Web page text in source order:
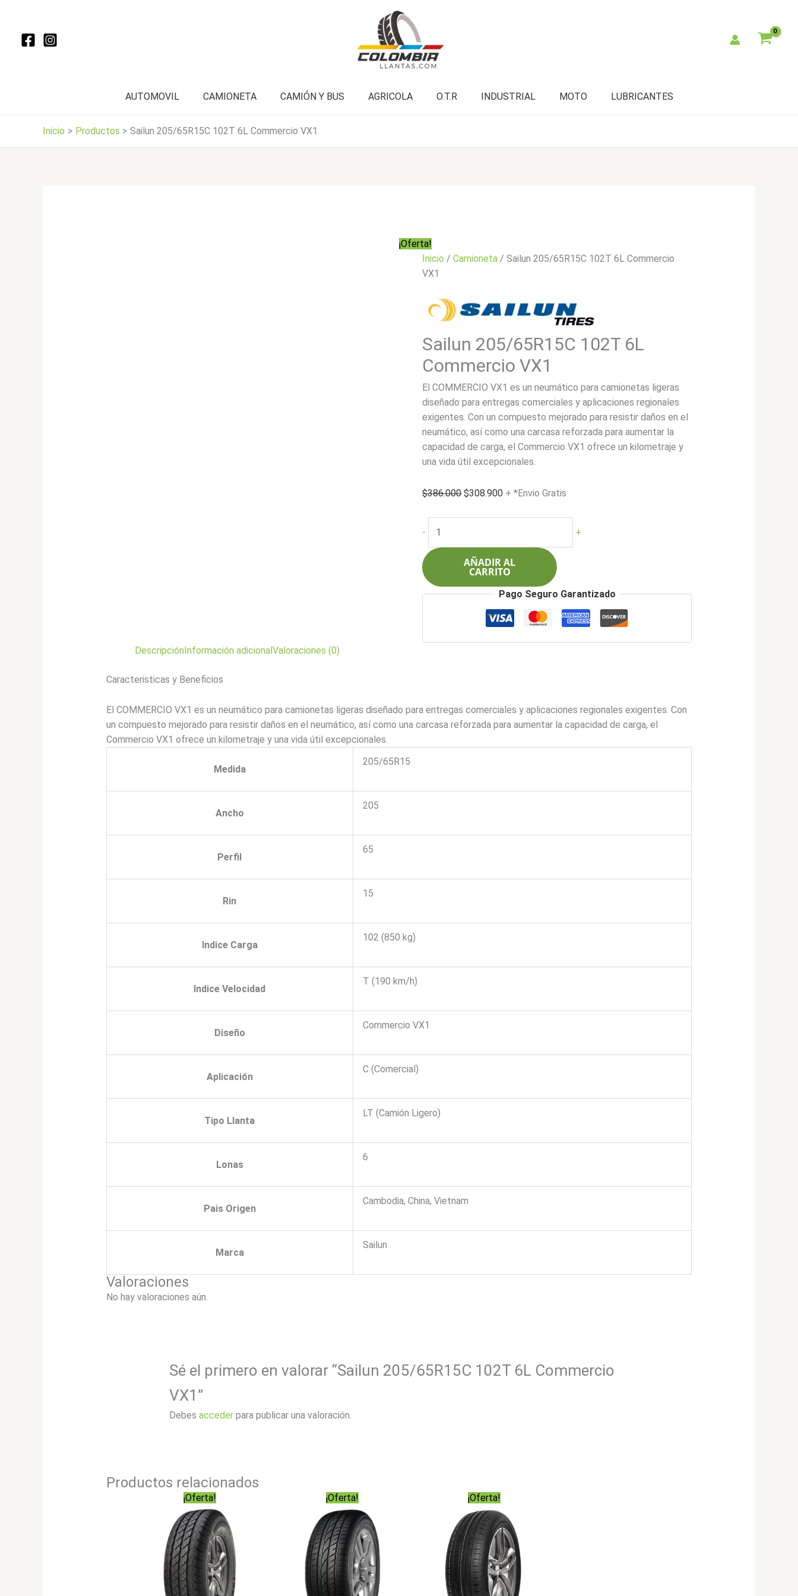
contenido
AUTOMOVIL CAMIONETA CAMIÓN Y BUS AGRICOLA O.T.R INDUSTRIAL MOTO LUBRICANTES
Inicio Productos Sailun 205/65R15C 102T 6L Commercio VX1
¡Oferta!
Inicio /Camioneta / Sailun 205/65R15C 102T 6L Commercio
VX1
Sailun 205/65R15C 102T 6L
Commercio VX1
El COMMERCIO VX1 es un neumático para camionetas ligeras
diseñado para entregas comerciales y aplicaciones regionales
exigentes. Con un compuesto mejorado para resistir daños en el
neumático, así como una carcasa reforzada para aumentar la
capacidad de carga, el Commercio VX1 ofrece un kilometraje y
una vida útil excepcionales.
$386.000El
$308.900El
$308.900.
+ *Envio Gratis
-
205/65R15C
102T
Commercio
+
AÑADIR AL
CARRITO
Pago Seguro Garantizado
Descripción Información adicional Valoraciones (0)
Caracteristicas y Beneficios
El COMMERCIO VX1 es un neumático para camionetas ligeras diseñado para entregas comerciales y aplicaciones regionales exigentes. Con
un compuesto mejorado para resistir daños en el neumático, así como una carcasa reforzada para aumentar la capacidad de carga, el
Commercio VX1 ofrece un kilometraje y una vida útil excepcionales.
Medida
205/65R15
Ancho
205
Perfil
65
Rin
15
Indice Carga
102 (850 kg)
Indice Velocidad
T (190 km/h)
Diseño
Commercio VX1
Aplicación
C (Comercial)
Tipo Llanta
LT (Camión Ligero)
Lonas
6
Pais Origen
Cambodia, China, Vietnam
Marca
Sailun
Valoraciones
No hay valoraciones aún.
Sé el primero en valorar “Sailun 205/65R15C 102T 6L Commercio
VX1”
Debesacceder para publicar una valoración.
Productos relacionados
¡Oferta! ¡Oferta! ¡Oferta!
$386.000.